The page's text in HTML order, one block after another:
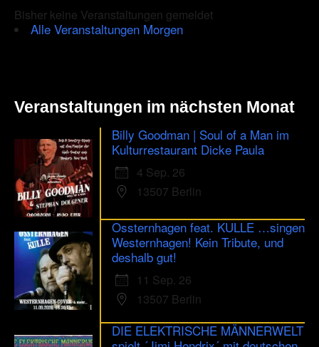
Bisher keine Veranstaltungen gemeldet
Alle Veranstaltungen Morgen
Veranstaltungen im nächsten Monat
Billy Goodman | Soul of a Man im
Kulturrestaurant Dicke Paula
4 Sep. 26
13507 Berlin
Ossternhagen feat. KULLE …singen
Westernhagen! Kein Tribute, und
deshalb gut!
11 Sep. 26
13507 Berlin
DIE ELEKTRISCHE MÄNNERWELT